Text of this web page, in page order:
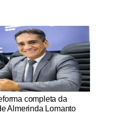
completa da
Almerinda Lomanto